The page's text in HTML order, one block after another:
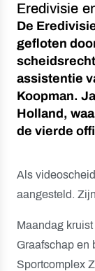
Eredivisie
De
gefloten
assistentie
Koopman.
Holland,
de vierde
Als
aangesteld.
Maandag
Graafschap en
Sportcomplex